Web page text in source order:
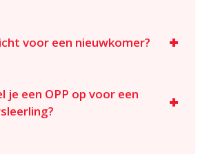
voor een nieuwkomer?
je een OPP op voor een